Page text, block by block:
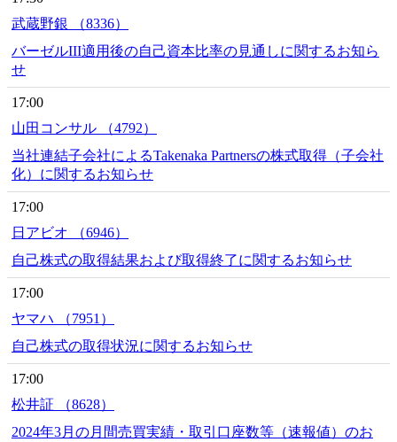
武蔵野銀 （8336）
バーゼルIII適用後の自己資本比率の見通しに関するお知ら
せ
17:00
山田コンサル （4792）
当社連結子会社によるTakenaka Partnersの株式取得（子会社
化）に関するお知らせ
17:00
日アビオ （6946）
自己株式の取得結果および取得終了に関するお知らせ
17:00
ヤマハ （7951）
自己株式の取得状況に関するお知らせ
17:00
松井証 （8628）
2024年3月の月間売買実績・取引口座数等（速報値）のお